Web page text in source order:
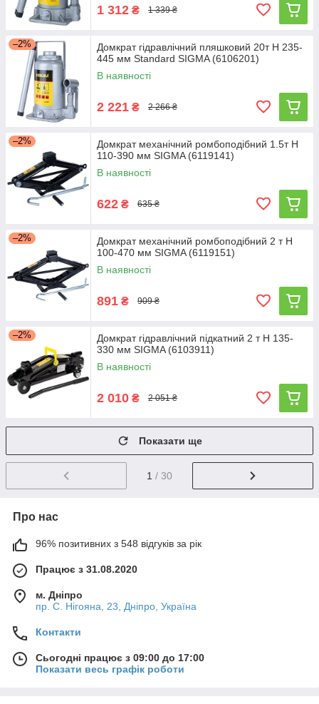
1 312 ₴ 1 339 ₴
–2%
Домкрат гідравлічний пляшковий 20т H 235-
445 мм Standard SIGMA (6106201)
В наявності
2 221 ₴ 2 266 ₴
–2%
Домкрат механічний ромбоподібний 1.5т Н
110-390 мм SIGMA (6119141)
В наявності
622 ₴ 635 ₴
–2%
Домкрат механічний ромбоподібний 2 т Н
100-470 мм SIGMA (6119151)
В наявності
891 ₴ 909 ₴
–2%
Домкрат гідравлічний підкатний 2 т H 135-
330 мм SIGMA (6103911)
В наявності
2 010 ₴ 2 051 ₴
Показати ще
1 / 30
Про нас
96% позитивних з 548 відгуків за рік
Працює з 31.08.2020
м. Дніпро
пр. С. Нігояна, 23, Дніпро, Україна
Контакти
Сьогодні працює з 09:00 до 17:00
Показати весь графік роботи